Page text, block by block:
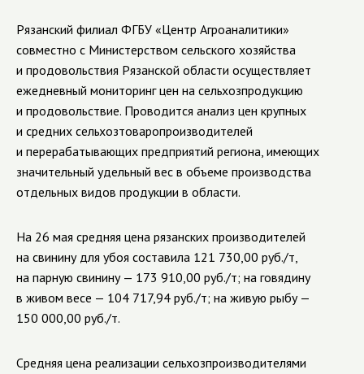
Рязанский филиал ФГБУ «Центр Агроаналитики»
совместно с Министерством сельского хозяйства
и продовольствия Рязанской области осуществляет
ежедневный мониторинг цен на сельхозпродукцию
и продовольствие. Проводится анализ цен крупных
и средних сельхозтоваропроизводителей
и перерабатывающих предприятий региона, имеющих
значительный удельный вес в объеме производства
отдельных видов продукции в области.
На 26 мая средняя цена рязанских производителей
на свинину для убоя составила 121 730,00 руб./т,
на парную свинину — 173 910,00 руб./т; на говядину
в живом весе — 104 717,94 руб./т; на живую рыбу —
150 000,00 руб./т.
Средняя цена реализации сельхозпроизводителями